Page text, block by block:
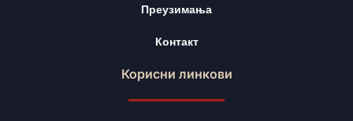
Преузимања
Контакт
Корисни линкови